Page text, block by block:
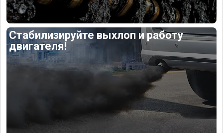
Стабилизируйте выхлоп и работу
двигателя!